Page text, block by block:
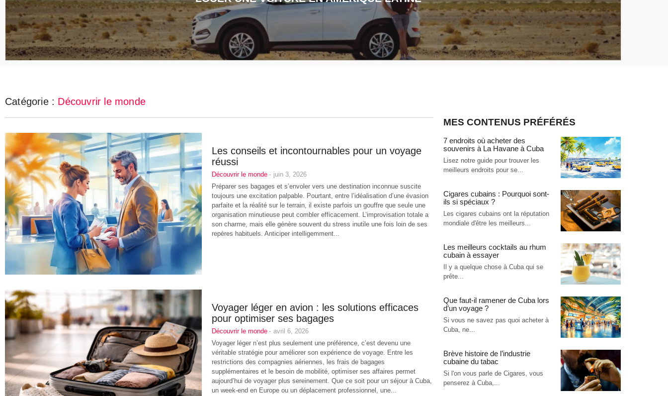
Catégorie : Découvrir le monde
Les conseils et incontournables pour un voyage
réussi
Découvrir le monde - juin 3, 2026
Préparer ses bagages et s’envoler vers une destination inconnue suscite
toujours une excitation palpable. Pourtant, entre l’idéalisation d’une évasion
parfaite et la réalité sur le terrain, il existe parfois un gouffre que seule une
organisation minutieuse peut combler efficacement. L’improvisation totale a
son charme, mais elle génère souvent du stress inutile une fois loin de ses
repères habituels. Anticiper intelligemment...
Voyager léger en avion : les solutions efficaces
pour optimiser ses bagages
Découvrir le monde - avril 6, 2026
Voyager léger n’est plus seulement une préférence, c’est devenu une
véritable stratégie pour améliorer son expérience de voyage. Entre les
restrictions des compagnies aériennes, les frais de bagages
supplémentaires et le besoin de mobilité, optimiser ses affaires permet
aujourd’hui de voyager plus sereinement. Que ce soit pour un séjour à Cuba,
un week-end en Europe ou un déplacement professionnel, une...
MES CONTENUS PRÉFÉRÉS
7 endroits où acheter des
souvenirs à La Havane à Cuba
Lisez notre guide pour trouver les
meilleurs endroits pour se...
Cigares cubains : Pourquoi sont-
ils si spéciaux ?
Les cigares cubains ont la réputation
mondiale d'être les meilleurs...
Les meilleurs cocktails au rhum
cubain à essayer
Il y a quelque chose à Cuba qui se
prête...
Que faut-il ramener de Cuba lors
d’un voyage ?
Si vous ne savez pas quoi acheter à
Cuba, ne...
Brève histoire de l’industrie
cubaine du tabac
Si l'on vous parle de Cigares, vous
penserez à Cuba,...